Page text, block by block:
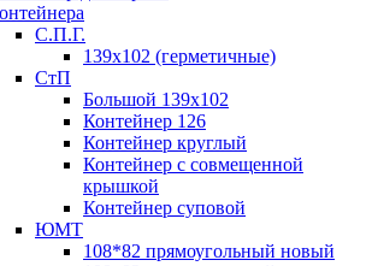
С.П.Г.
139х102 (герметичные)
СтП
Большой 139х102
Контейнер 126
Контейнер круглый
Контейнер с совмещенной
крышкой
Контейнер суповой
ЮМТ
108*82 прямоугольный новый